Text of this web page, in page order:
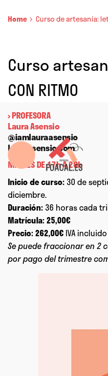
Home Curso de artesanía:
Curso
CON RITMO
› PROFESORA
Laura Asensio
@iamlauraasensio
lauraasensio.com
MARTES DE 17h A 20h
Inicio de curso: 30 de
diciembre.
Duración: 36 horas cada
Matrícula: 25,00€
Precio: 262,00€ IVA incluido
Se puede fraccionar en 2
por pago del trimestre